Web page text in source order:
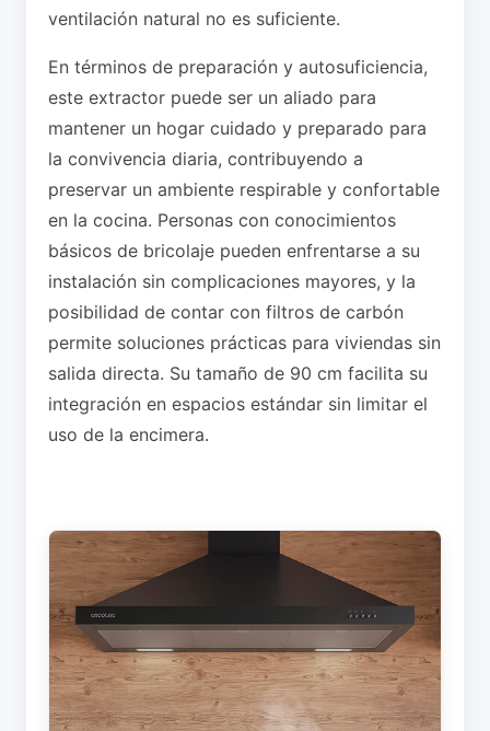
ventilación natural no es suficiente.
En términos de preparación y autosuficiencia,
este extractor puede ser un aliado para
mantener un hogar cuidado y preparado para
la convivencia diaria, contribuyendo a
preservar un ambiente respirable y confortable
en la cocina. Personas con conocimientos
básicos de bricolaje pueden enfrentarse a su
instalación sin complicaciones mayores, y la
posibilidad de contar con filtros de carbón
permite soluciones prácticas para viviendas sin
salida directa. Su tamaño de 90 cm facilita su
integración en espacios estándar sin limitar el
uso de la encimera.